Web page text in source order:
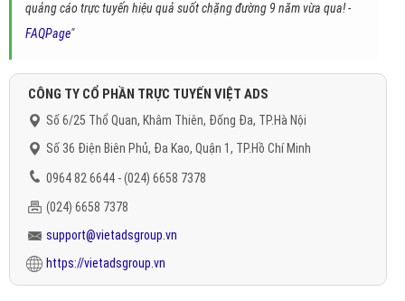
quảng cáo trực tuyến hiệu quả suốt chặng đường 9 năm vừa qua! -
FAQPage"
CÔNG TY CỔ PHẦN TRỰC TUYẾN VIỆT ADS
Số 6/25 Thổ Quan, Khâm Thiên, Đống Đa, TP.Hà Nội
Số 36 Điện Biên Phủ, Đa Kao, Quận 1, TP.Hồ Chí Minh
0964 82 6644 - (024) 6658 7378
(024) 6658 7378
support@vietadsgroup.vn
https://vietadsgroup.vn